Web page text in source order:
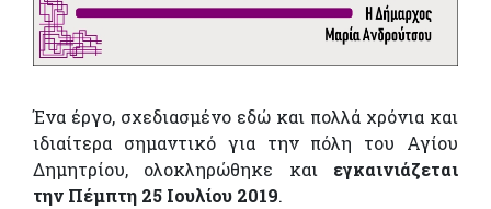
Ένα έργο, σχεδιασμένο εδώ και πολλά χρόνια και
ιδιαίτερα σημαντικό για την πόλη του Αγίου
Δημητρίου, ολοκληρώθηκε και εγκαινιάζεται
την Πέμπτη 25 Ιουλίου 2019.